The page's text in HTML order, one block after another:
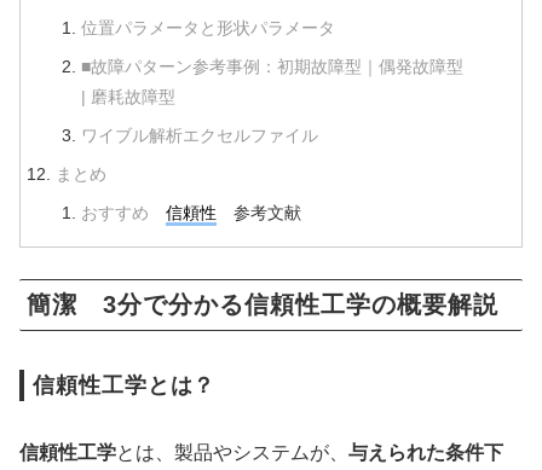
位置パラメータと形状パラメータ
■故障パターン参考事例：初期故障型｜偶発故障型
| 磨耗故障型
ワイブル解析エクセルファイル
まとめ
おすすめ信頼性 参考文献
簡潔 3分で分かる信頼性工学の概要解説
信頼性工学とは？
信頼性工学とは、製品やシステムが、 与えられた条件下